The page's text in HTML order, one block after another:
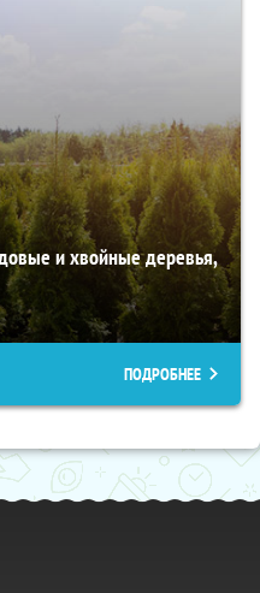
и хвойные деревья,
ПОДРОБНЕЕ